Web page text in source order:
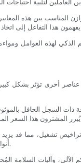
المناسب بين هذه
الذكي لهذه العوامل
أخرى تؤثر بشكل
السجل الحافل
والدعم الفني، وتغطية الضمان.
تشغيل، مما قد
أنواع الركائز، وتوافق الملحقات، والتكاملات التقنية الاختيارية، قد ترفع السعر.
وآليات السلامة